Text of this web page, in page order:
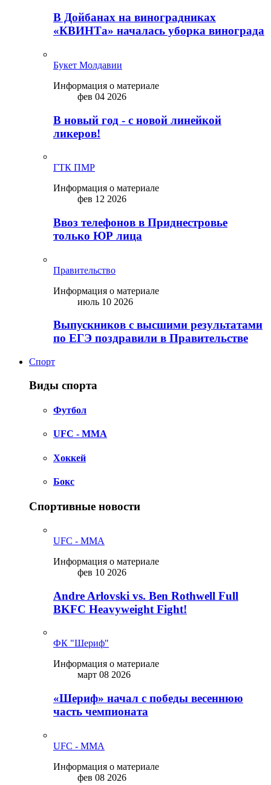
В Дойбанах на виноградниках
«КВИНТа» началась уборка винограда
Букет Молдавии
Информация о материале
фев 04 2026
В новый год - с новой линейкой
ликepoв!
ГТК ПМР
Информация о материале
фев 12 2026
Ввоз телефонов в Приднестровье
только ЮР лица
Правительство
Информация о материале
июль 10 2026
Выпускников с высшими результатами
по ЕГЭ поздравили в Правительстве
Спорт
Виды спорта
Футбол
UFC - MMA
Хоккей
Бокс
Спортивные новости
UFC - MMA
Информация о материале
фев 10 2026
Andre Arlovski vs. Ben Rothwell Full
BKFC Heavyweight Fight!
ФК "Шериф"
Информация о материале
март 08 2026
«Шериф» начал с победы весеннюю
часть чемпионата
UFC - MMA
Информация о материале
фев 08 2026